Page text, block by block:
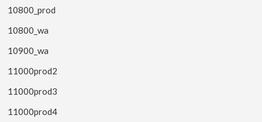
10800_prod
10800_wa
10900_wa
11000prod2
11000prod3
11000prod4